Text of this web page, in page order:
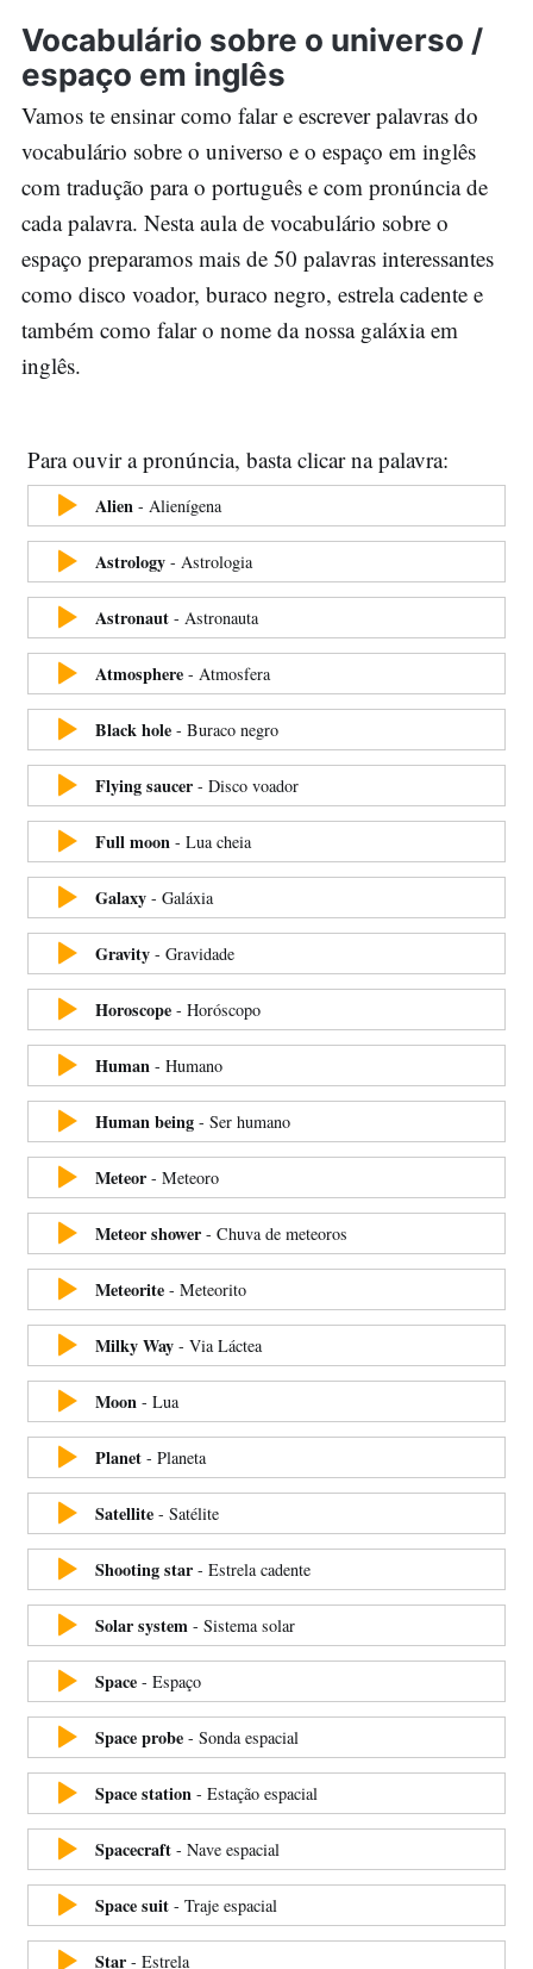
Vocabulário sobre o universo /
espaço em inglês
Vamos te ensinar como falar e escrever palavras do
vocabulário sobre o universo e o espaço em inglês
com tradução para o português e com pronúncia de
cada palavra. Nesta aula de vocabulário sobre o
espaço preparamos mais de 50 palavras interessantes
como disco voador, buraco negro, estrela cadente e
também como falar o nome da nossa galáxia em
inglês.
Para ouvir a pronúncia, basta clicar na palavra:
Alien- Alienígena
Astrology- Astrologia
Astronaut- Astronauta
Atmosphere- Atmosfera
Black hole- Buraco negro
Flying saucer- Disco voador
Full moon- Lua cheia
Galaxy- Galáxia
Gravity- Gravidade
Horoscope- Horóscopo
Human- Humano
Human being- Ser humano
Meteor- Meteoro
Meteor shower- Chuva de meteoros
Meteorite- Meteorito
Milky Way- Via Láctea
Moon- Lua
Planet- Planeta
Satellite- Satélite
Shooting star- Estrela cadente
Solar system- Sistema solar
Space- Espaço
Space probe- Sonda espacial
Space station- Estação espacial
Spacecraft- Nave espacial
Space suit- Traje espacial
Star- Estrela